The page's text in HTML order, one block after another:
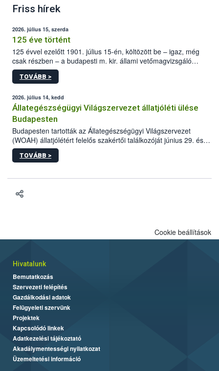
Friss hírek
2026. július 15, szerda
125 éve történt
125 évvel ezelőtt 1901. július 15-én, költözött be – igaz, még
csak részben – a budapesti m. kir. állami vetőmagvizsgáló
állomás a Kis Rókus utca 15. szám alatti, Czigler Győző által
tervezett új épületébe.
TOVÁBB >
2026. július 14, kedd
Állategészségügyi Világszervezet állatjóléti ülése
Budapesten
Budapesten tartották az Állategészségügyi Világszervezet
(WOAH) állatjólétért felelős szakértői találkozóját június 29. és
július 2. között. Az Agrár- és Élelmiszergazdaságért Felelős
Minisztérium (AÉM) és a Nemzeti Élelmiszerlánc-biztonsági
gazdasági haszonállatok jólétének elősegítése volt az európai
meg tapasztalatait a gazdasági haszonállatok jólétének
TOVÁBB >
Cookie beállítások
Hivatalunk
Bemutatkozás
Szervezeti felépítés
Gazdálkodási adatok
Felügyeleti szervünk
Projektek
Kapcsolódó linkek
Adatkezelési tájékoztató
Akadálymentességi nyilatkozat
Üzemeltetési információ